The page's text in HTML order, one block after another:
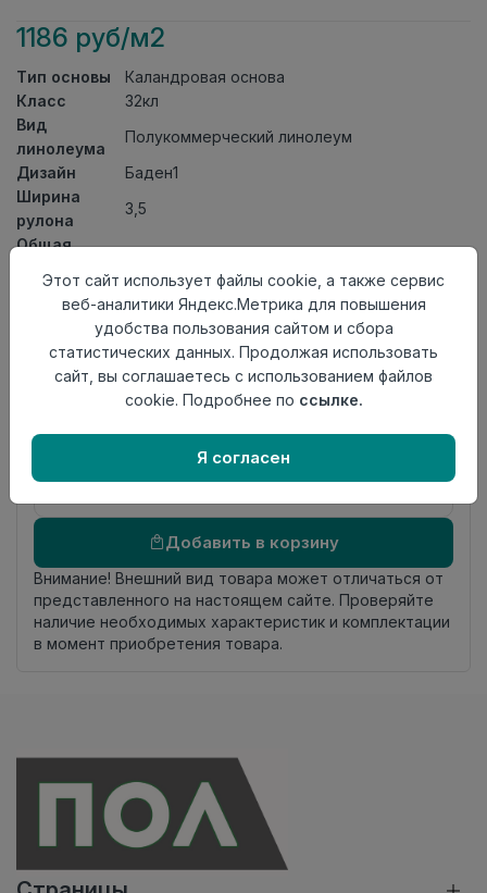
1186 руб/м2
Тип основы
Каландровая основа
Класс
32кл
Вид
линолеума
Полукоммерческий линолеум
Дизайн
Баден1
Ширина
рулона
3,5
Общая
Толщина
защитного
0,40мм
АктуальностьАктуален
Страна
происхождения
Россия
17.0 пог. м
Добавить в корзину
Внимание! Внешний вид товара может отличаться от
представленного на настоящем сайте. Проверяйте
наличие необходимых характеристик и комплектации
в момент приобретения товара.
Этот сайт использует файлы cookie, а также сервис
веб-аналитики Яндекс.Метрика для повышения
удобства пользования сайтом и сбора
статистических данных. Продолжая использовать
сайт, вы соглашаетесь с использованием файлов
cookie. Подробнее по ссылке.
Я согласен